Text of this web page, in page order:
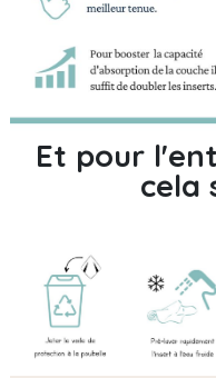
Et pour
cela